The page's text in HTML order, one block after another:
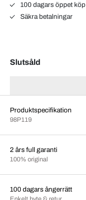
100 dagars öppet köp
Säkra betalningar
Slutsåld
Produktspecifikation
98P119
2 års full garanti
100% original
100 dagars ångerrätt